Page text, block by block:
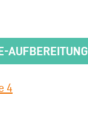
AUFBEREITUNG
4